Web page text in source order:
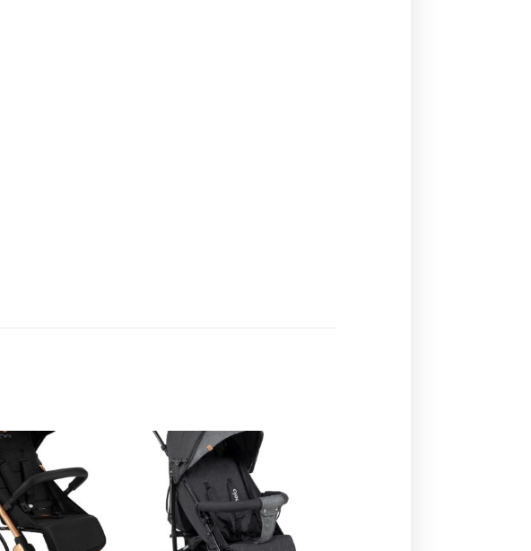
Ajouter
liste de
souhaits
à la
liste de
souhaits